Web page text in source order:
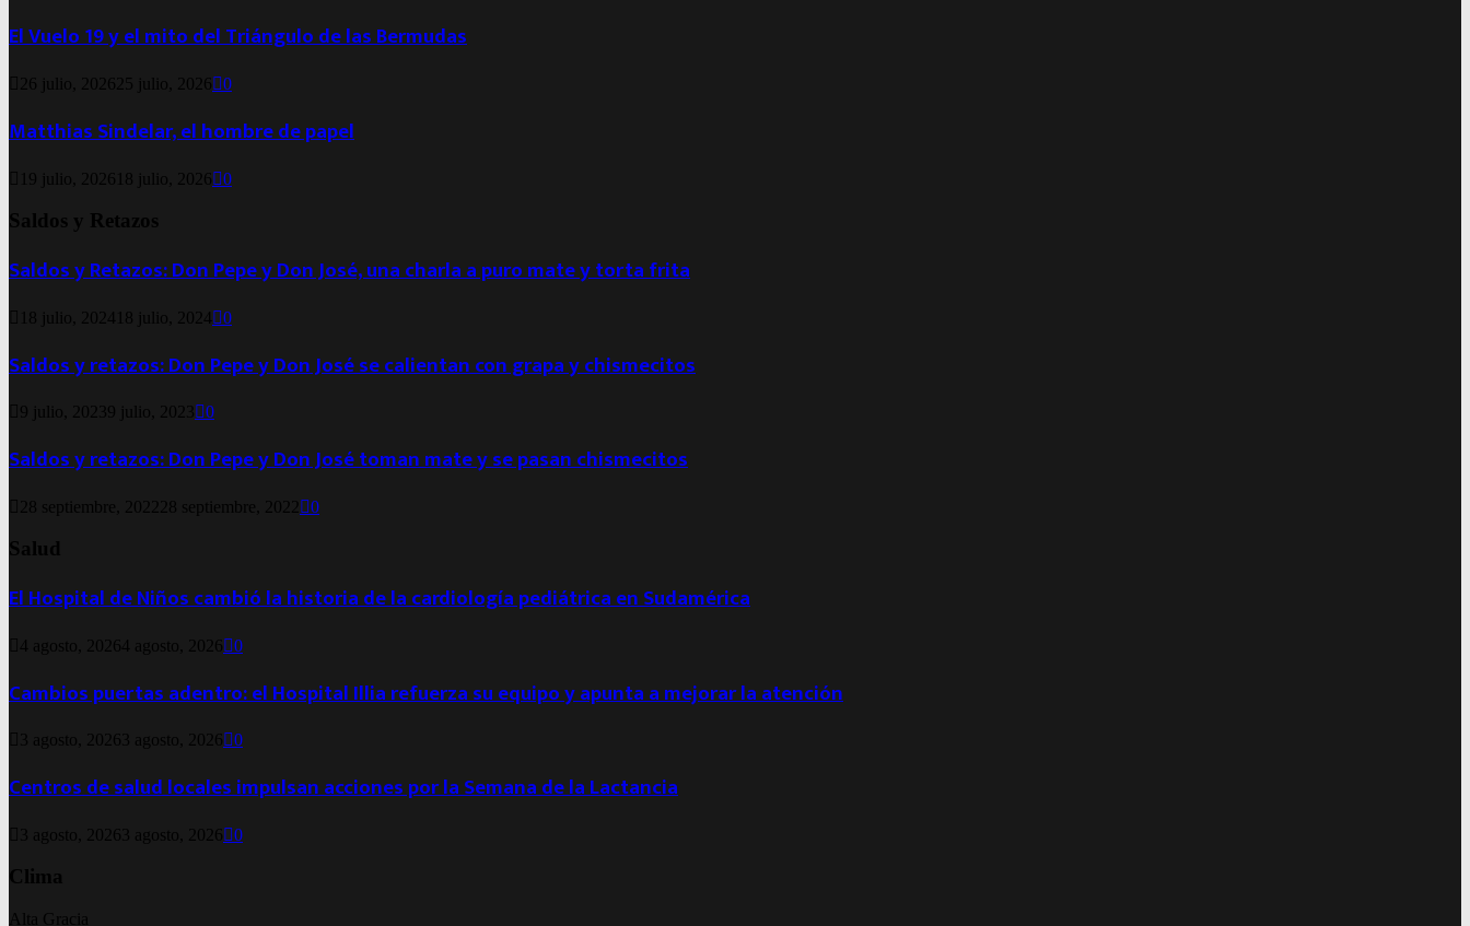
El Vuelo 19 y el mito del Triángulo de las Bermudas
26 julio, 2026 25 julio, 2026 0
Matthias Sindelar, el hombre de papel
19 julio, 2026 18 julio, 2026 0
Saldos y Retazos
Saldos y Retazos: Don Pepe y Don José, una charla a puro mate y torta frita
18 julio, 2024 18 julio, 2024 0
Saldos y retazos: Don Pepe y Don José se calientan con grapa y chismecitos
9 julio, 20239 julio, 2023 0
Saldos y retazos: Don Pepe y Don José toman mate y se pasan chismecitos
28 septiembre, 2022 28 septiembre, 2022 0
Salud
El Hospital de Niños cambió la historia de la cardiología pediátrica en Sudamérica
4 agosto, 20264 agosto, 2026 0
Cambios puertas adentro: el Hospital Illia refuerza su equipo y apunta a mejorar la atención
3 agosto, 2026 3 agosto, 2026 0
Centros de salud locales impulsan acciones por la Semana de la Lactancia
3 agosto, 2026 3 agosto, 2026 0
Clima
Alta Gracia